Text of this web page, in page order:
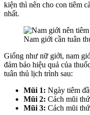
kiện thì nên cho con tiêm
nhất.
Nam giới cần tuân
Giống như nữ giới, nam
đảm bảo hiệu quả của
tuân thủ lịch trình sau:
Mũi 1: Ngày tiêm
Mũi 2: Cách mũi
Mũi 3: Cách mũi